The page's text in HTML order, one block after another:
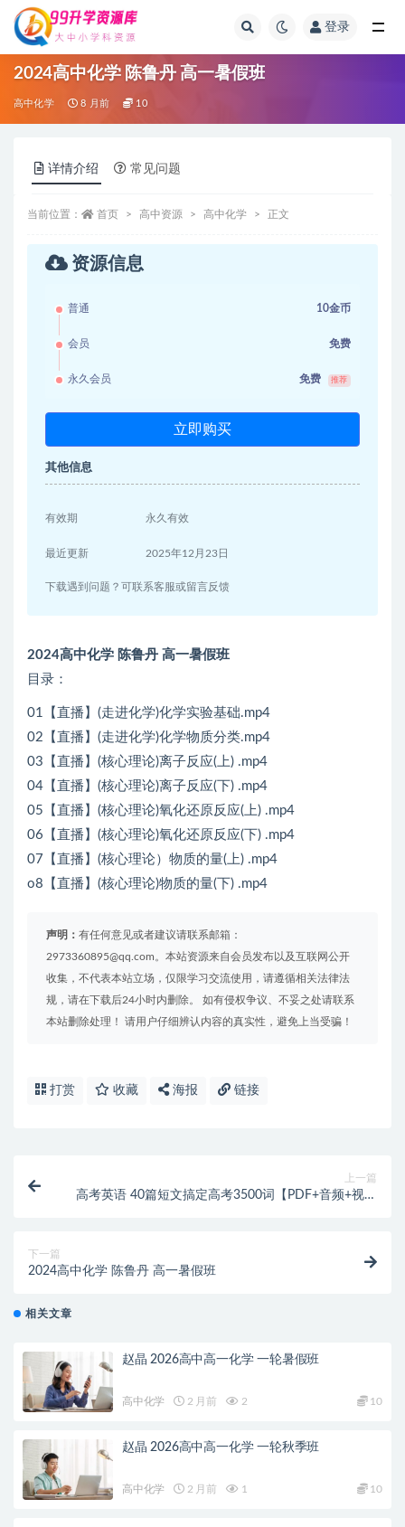
登录
2024高中化学 陈鲁丹 高一暑假班
高中化学 8 月前 10
详情介绍 常见问题
当前位置： 首页 高中资源 高中化学 正文
资源信息
普通 10金币
会员 免费
永久会员 免费 推荐
立即购买
其他信息
有效期 永久有效
最近更新 2025年12月23日
下载遇到问题？可联系客服或留言反馈
2024高中化学 陈鲁丹 高一暑假班
目录：
01【直播】(走进化学)化学实验基础.mp4
02【直播】(走进化学)化学物质分类.mp4
03【直播】(核心理论)离子反应(上) .mp4
04【直播】(核心理论)离子反应(下) .mp4
05【直播】(核心理论)氧化还原反应(上) .mp4
06【直播】(核心理论)氧化还原反应(下) .mp4
07【直播】(核心理论）物质的量(上) .mp4
o8【直播】(核心理论)物质的量(下) .mp4
声明： 有任何意见或者建议请联系邮箱：
2973360895@qq.com。本站资源来自会员发布以及互联网公开
收集，不代表本站立场，仅限学习交流使用，请遵循相关法律法
规，请在下载后24小时内删除。 如有侵权争议、不妥之处请联系
本站删除处理！ 请用户仔细辨认内容的真实性，避免上当受骗！
打赏 收藏 海报 链接
上一篇
高考英语 40篇短文搞定高考3500词【PDF+音频+视频
下一篇
2024高中化学 陈鲁丹 高一暑假班
相关文章
赵晶 2026高中高一化学 一轮暑假班
高中化学 2 月前 2 10
赵晶 2026高中高一化学 一轮秋季班
高中化学 2 月前 1 10